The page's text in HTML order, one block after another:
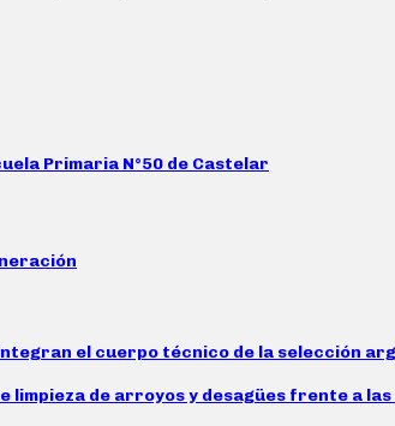
Primaria N°50 de Castelar
el cuerpo técnico de la selección
de arroyos y desagües frente a